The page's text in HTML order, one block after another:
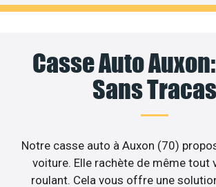
Casse Auto
Sans Tracas
Notre casse auto à Auxon (70)
voiture. Elle rachète de même tout
roulant. Cela vous offre une